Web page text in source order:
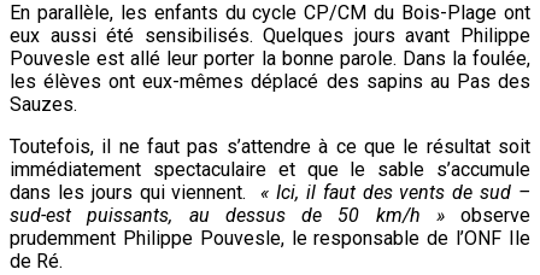
En parallèle, les enfants du cycle CP/CM du Bois-Plage ont
eux aussi été sensibilisés. Quelques jours avant Philippe
Pouvesle est allé leur porter la bonne parole. Dans la foulée,
les élèves ont eux-mêmes déplacé des sapins au Pas des
Sauzes.
Toutefois, il ne faut pas s’attendre à ce que le résultat soit
immédiatement spectaculaire et que le sable s’accumule
dans les jours qui viennent.« Ici, il faut des vents de sud –
sud-est puissants, au dessus de 50 km/h » observe
prudemment Philippe Pouvesle, le responsable de l’ONF Ile
de Ré.